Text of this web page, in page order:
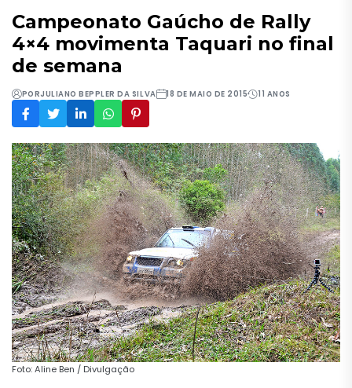
Campeonato Gaúcho de Rally
4×4 movimenta Taquari no final
de semana
PORJULIANO BEPPLER DA SILVA 18 DE MAIO DE 2015 11 ANOS
Foto: Aline Ben / Divulgação